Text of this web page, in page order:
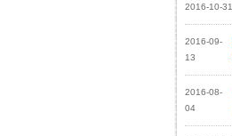
2016-10-31
2016-09-
13
2016-08-
04